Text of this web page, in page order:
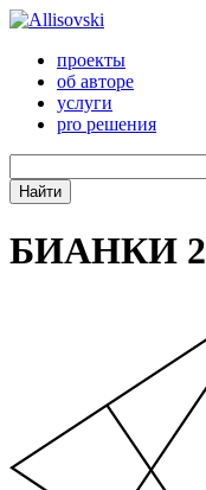
проекты
об авторе
услуги
pro решения
БИАНКИ 2